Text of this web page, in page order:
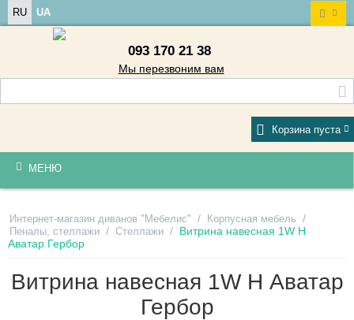
RU UA
093 170 21 38
Мы перезвоним вам
Корзина пуста
МЕНЮ
Интернет-магазин диванов "Мебелис" / Корпусная мебель /
Пеналы, стеллажи / Стеллажи / Витрина навесная 1W H
Аватар Гербор
Витрина навесная 1W H Аватар
Гербор